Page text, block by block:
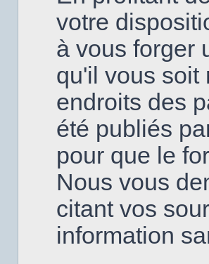
votre
à vous forger
qu'il vous soit
endroits des
été publiés
pour que le
Nous vous
citant vos
information